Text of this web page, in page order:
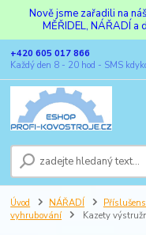
Nově jsme zařadili na
MĚŘIDEL, NÁŘADÍ a
+420 605 017 866
Každý den 8 - 20 hod - SMS
Úvod NÁŘADÍ
vyhrubování
Kazety